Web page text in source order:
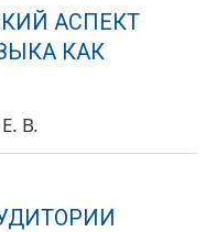
АСПЕКТ
КАК
В.